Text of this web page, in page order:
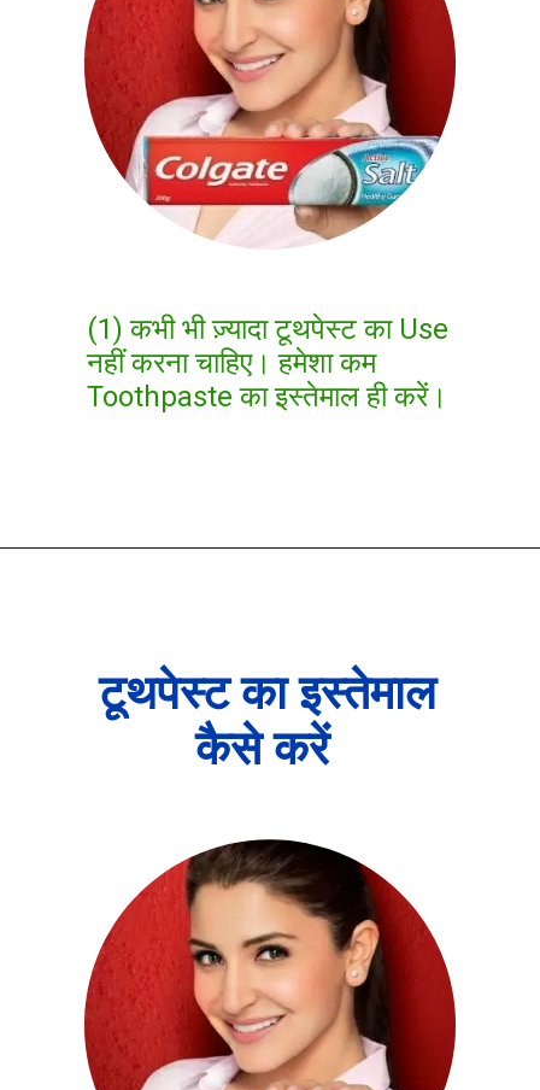
(1) कभी भी ज़्यादा टूथपेस्ट का Use
नहीं करना चाहिए। हमेशा कम
Toothpaste का इस्तेमाल ही करें।
टूथपेस्ट का इस्तेमाल
कैसे करें